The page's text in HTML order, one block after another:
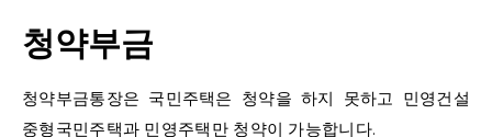
청약부금
청약부금통장은 국민주택은 청약을 하지 못하고 민영건설
중형국민주택과 민영주택만 청약이 가능합니다.